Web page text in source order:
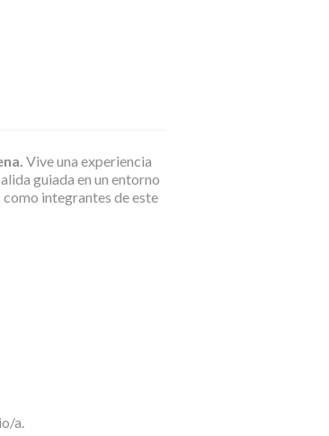
Vive una experiencia
guiada en un entorno
integrantes de este
a.